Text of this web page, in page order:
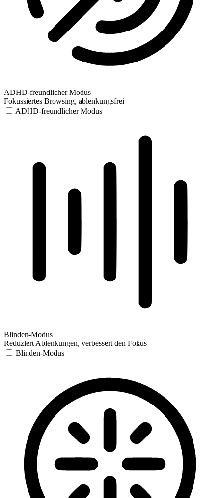
ADHD-freundlicher Modus
Fokussiertes Browsing, ablenkungsfrei
ADHD-freundlicher Modus
Blinden-Modus
Reduziert Ablenkungen, verbessert den Fokus
Blinden-Modus